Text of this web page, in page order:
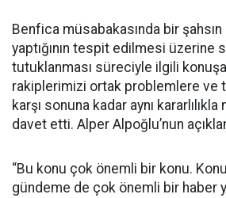
Benfica müsabakasında bir
yaptığının tespit edilmesi üzerine
tutuklanması süreciyle ilgili
rakiplerimizi ortak problemlere ve
karşı sonuna kadar aynı
davet etti. Alper Alpoğlu’nun
“Bu konu çok önemli bir konu.
gündeme de çok önemli bir haber